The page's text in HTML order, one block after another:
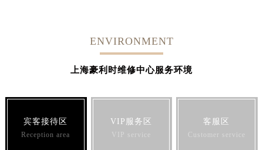
ENVIRONMENT
上海豪利时维修中心服务环境
宾客接待区
Reception area
VIP服务区
VIP service
客服区
Customer service